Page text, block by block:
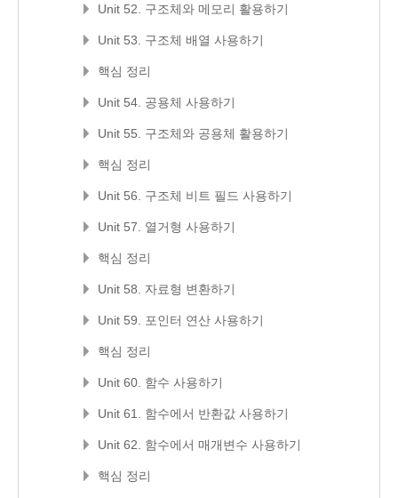
Unit 52. 구조체와 메모리 활용하기
Unit 53. 구조체 배열 사용하기
핵심 정리
Unit 54. 공용체 사용하기
Unit 55. 구조체와 공용체 활용하기
핵심 정리
Unit 56. 구조체 비트 필드 사용하기
Unit 57. 열거형 사용하기
핵심 정리
Unit 58. 자료형 변환하기
Unit 59. 포인터 연산 사용하기
핵심 정리
Unit 60. 함수 사용하기
Unit 61. 함수에서 반환값 사용하기
Unit 62. 함수에서 매개변수 사용하기
핵심 정리